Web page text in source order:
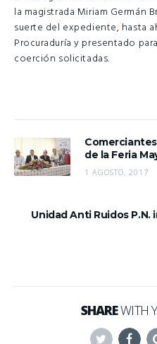
la magistrada Miriam Germán
suerte del expediente, hasta
Procuraduría y presentado
coerción solicitadas.
de la Feria
1 AGOSTO, 2017
Unidad Anti Ruidos
SHAREWITH